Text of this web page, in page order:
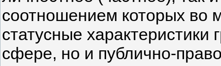
соотношением которых во
статусные характеристики
сфере, но и публично-